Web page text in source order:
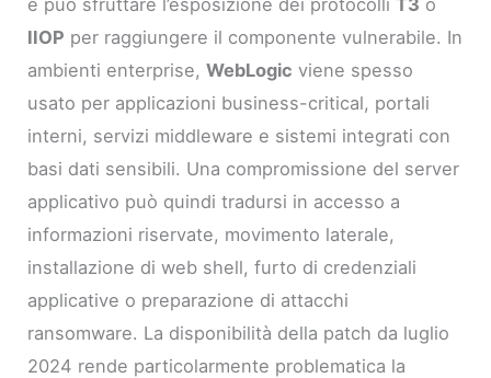
IIOP per raggiungere il componente vulnerabile. In
ambienti enterprise,WebLogic viene spesso
usato per applicazioni business-critical, portali
interni, servizi middleware e sistemi integrati con
basi dati sensibili. Una compromissione del server
applicativo può quindi tradursi in accesso a
informazioni riservate, movimento laterale,
installazione di web shell, furto di credenziali
applicative o preparazione di attacchi
ransomware. La disponibilità della patch da luglio
2024 rende particolarmente problematica la